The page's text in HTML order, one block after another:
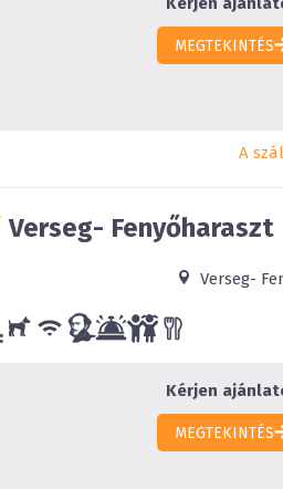
MEGTEKINTÉS
A
Verseg- Fenyőharaszt
Verseg-
Kérjen
MEGTEKINTÉS